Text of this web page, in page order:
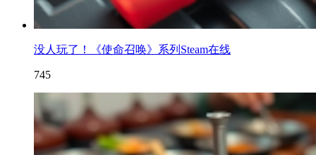
没人玩了！《使命召唤》系列Steam在线
745